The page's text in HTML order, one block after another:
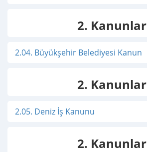
2. Kanunlar
2.04. Büyükşehir Belediyesi Kanun
2. Kanunlar
2.05. Deniz İş Kanunu
2. Kanunlar